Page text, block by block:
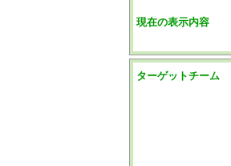
現在の表示内容
ターゲットチーム